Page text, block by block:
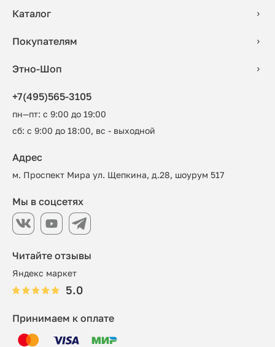
Каталог
Покупателям
Этно-Шоп
+7(495)565-3105
пн—пт: с 9:00 до 19:00
сб: с 9:00 до 18:00, вс - выходной
Читайте отзывы
Яндекс маркет
5.0
Адрес
м. Проспект Мира ул. Щепкина, д.28, шоурум 517
Принимаем к оплате
Мы в соцсетях